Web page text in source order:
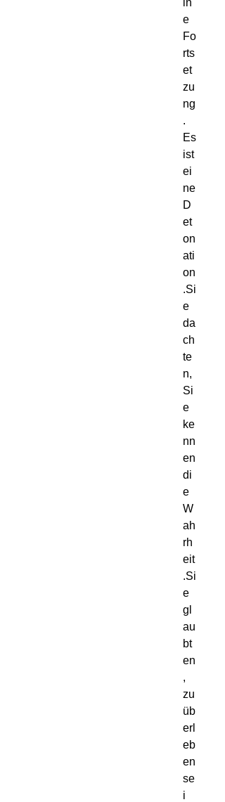
e
Fo
rts
et
zu
ng
.
Es
ist
ei
ne
D
et
on
ati
on
.Si
e
da
ch
te
n,
Si
e
ke
nn
en
di
e
W
ah
rh
eit
.Si
e
gl
au
bt
en
,
zu
üb
erl
eb
en
se
i